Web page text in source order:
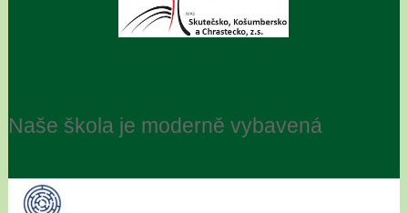
Naše škola je moderně vybavená